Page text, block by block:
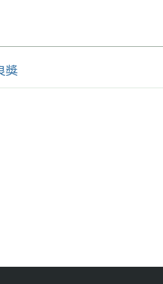
獎